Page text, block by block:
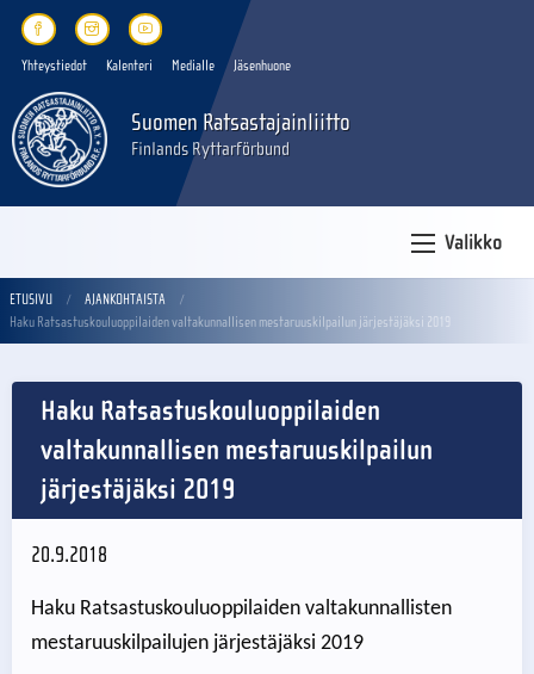
Yhteystiedot Kalenteri Medialle Jäsenhuone
Suomen Ratsastajainliitto
Finlands Ryttarförbund
Valikko
ETUSIVU
AJANKOHTAISTA
Haku Ratsastuskouluoppilaiden valtakunnallisen mestaruuskilpailun järjestäjäksi 2019
Haku Ratsastuskouluoppilaiden
valtakunnallisen mestaruuskilpailun
järjestäjäksi 2019
20.9.2018
Haku Ratsastuskouluoppilaiden valtakunnallisten
mestaruuskilpailujen järjestäjäksi 2019